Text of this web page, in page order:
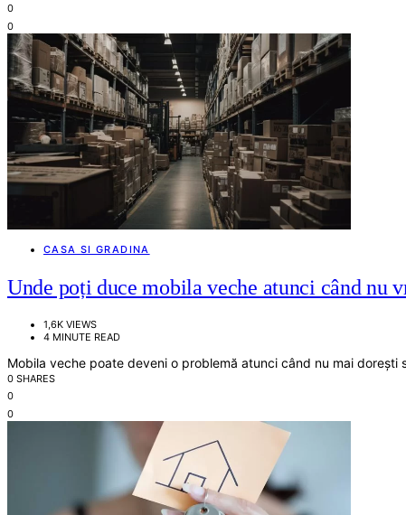
0
0
CASA SI GRADINA
Unde poți duce mobila veche atunci când nu
1,6K VIEWS
4 MINUTE READ
Mobila veche poate deveni o problemă atunci când nu mai dorești
0 SHARES
0
0